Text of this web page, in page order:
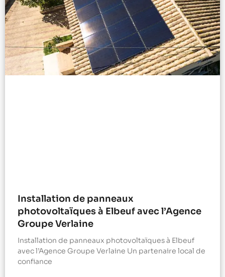
Installation de panneaux
photovoltaïques à Elbeuf avec l’Agence
Groupe Verlaine
Installation de panneaux photovoltaïques à Elbeuf
avec l’Agence Groupe Verlaine Un partenaire local de
confiance